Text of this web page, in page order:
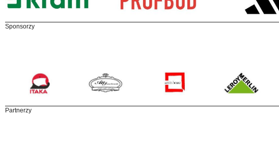
Sponsorzy
Partnerzy